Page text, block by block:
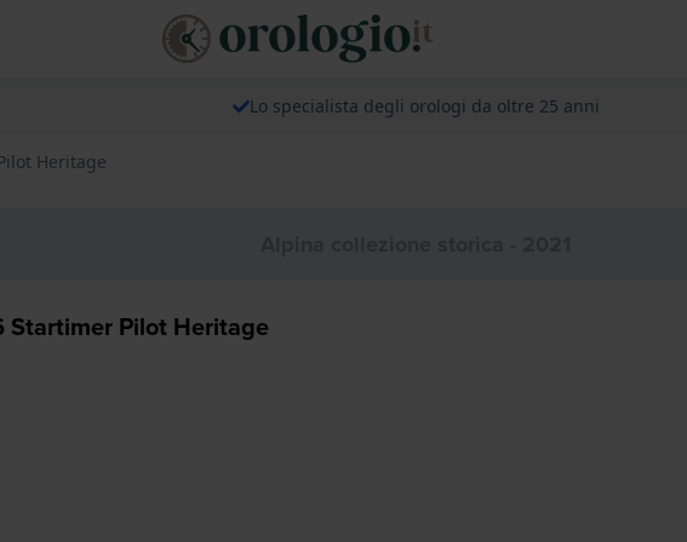
Lo specialista degli orologi da oltre 25 anni
Heritage
Startimer Pilot Heritage